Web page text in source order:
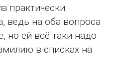
практически
ведь на оба вопроса
но ей всё-таки надо
в списках на